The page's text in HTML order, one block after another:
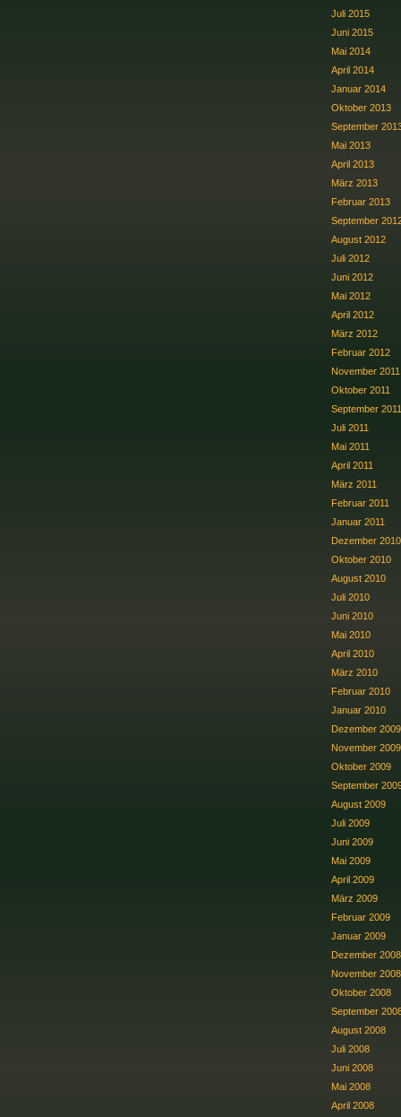
Juli 2015
Juni 2015
Mai 2014
April 2014
Januar 2014
Oktober 2013
September
Mai 2013
April 2013
März 2013
Februar 2013
September
August 2012
Juli 2012
Juni 2012
Mai 2012
April 2012
März 2012
Februar 2012
November 2011
Oktober 2011
September 2011
Juli 2011
Mai 2011
April 2011
März 2011
Februar 2011
Januar 2011
Dezember 2010
Oktober 2010
August 2010
Juli 2010
Juni 2010
Mai 2010
April 2010
März 2010
Februar 2010
Januar 2010
Dezember 2009
November 2009
Oktober 2009
September
August 2009
Juli 2009
Juni 2009
Mai 2009
April 2009
März 2009
Februar 2009
Januar 2009
Dezember 2008
November 2008
Oktober 2008
September
August 2008
Juli 2008
Juni 2008
Mai 2008
April 2008